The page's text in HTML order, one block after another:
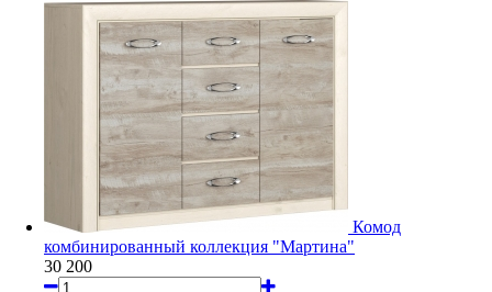
Комод
комбинированный коллекция "Мартина"
30 200